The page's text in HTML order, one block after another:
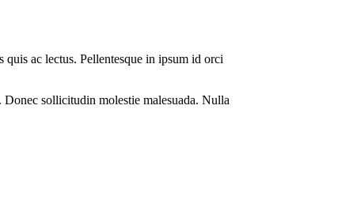
ac lectus. Pellentesque in ipsum id orci
sollicitudin molestie malesuada. Nulla